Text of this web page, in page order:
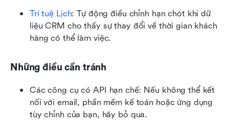
Trí tuệ Lịch: Tự động điều chỉnh hạn chót khi dữ
liệu CRM cho thấy sự thay đổi về thời gian khách
hàng có thể làm việc.
Những điều cần tránh
Các công cụ có API hạn chế: Nếu không thể kết
nối với email, phần mềm kế toán hoặc ứng dụng
tùy chỉnh của bạn, hãy bỏ qua.